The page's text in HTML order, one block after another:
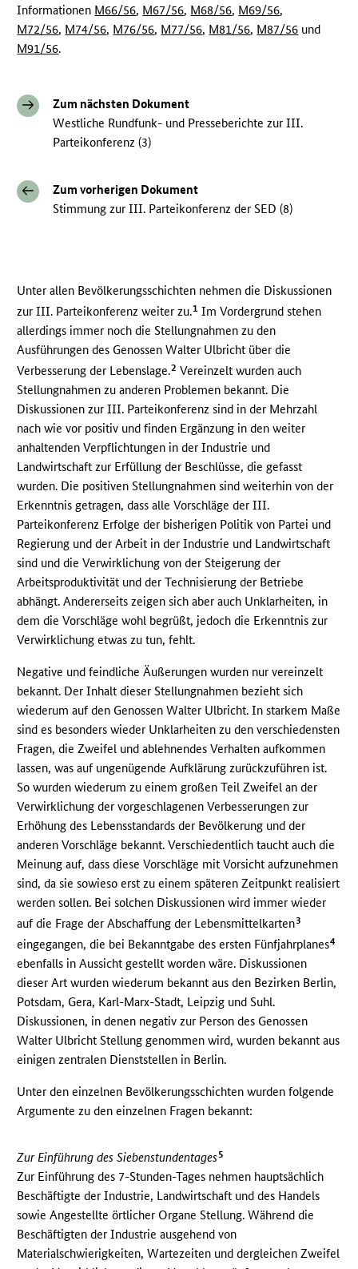
Informationen M66/56, M67/56, M68/56, M69/56,
M72/56, M74/56, M76/56, M77/56, M81/56, M87/56 und
M91/56.
Zum nächsten Dokument
Westliche Rundfunk- und Presseberichte zur III.
Parteikonferenz (3)
Zum vorherigen Dokument
Stimmung zur III. Parteikonferenz der SED (8)
Unter allen Bevölkerungsschichten nehmen die Diskussionen
zur III. Parteikonferenz weiter zu.1 Im Vordergrund stehen
allerdings immer noch die Stellungnahmen zu den
Ausführungen des Genossen Walter Ulbricht über die
Verbesserung der Lebenslage.2 Vereinzelt wurden auch
Stellungnahmen zu anderen Problemen bekannt. Die
Diskussionen zur III. Parteikonferenz sind in der Mehrzahl
nach wie vor positiv und finden Ergänzung in den weiter
anhaltenden Verpflichtungen in der Industrie und
Landwirtschaft zur Erfüllung der Beschlüsse, die gefasst
wurden. Die positiven Stellungnahmen sind weiterhin von der
Erkenntnis getragen, dass alle Vorschläge der III.
Parteikonferenz Erfolge der bisherigen Politik von Partei und
Regierung und der Arbeit in der Industrie und Landwirtschaft
sind und die Verwirklichung von der Steigerung der
Arbeitsproduktivität und der Technisierung der Betriebe
abhängt. Andererseits zeigen sich aber auch Unklarheiten, in
dem die Vorschläge wohl begrüßt, jedoch die Erkenntnis zur
Verwirklichung etwas zu tun, fehlt.
Negative und feindliche Äußerungen wurden nur vereinzelt
bekannt. Der Inhalt dieser Stellungnahmen bezieht sich
wiederum auf den Genossen Walter Ulbricht. In starkem Maße
sind es besonders wieder Unklarheiten zu den verschiedensten
Fragen, die Zweifel und ablehnendes Verhalten aufkommen
lassen, was auf ungenügende Aufklärung zurückzuführen ist.
So wurden wiederum zu einem großen Teil Zweifel an der
Verwirklichung der vorgeschlagenen Verbesserungen zur
Erhöhung des Lebensstandards der Bevölkerung und der
anderen Vorschläge bekannt. Verschiedentlich taucht auch die
Meinung auf, dass diese Vorschläge mit Vorsicht aufzunehmen
sind, da sie sowieso erst zu einem späteren Zeitpunkt realisiert
werden sollen. Bei solchen Diskussionen wird immer wieder
auf die Frage der Abschaffung der Lebensmittelkarten3
eingegangen, die bei Bekanntgabe des ersten Fünfjahrplanes4
ebenfalls in Aussicht gestellt worden wäre. Diskussionen
dieser Art wurden wiederum bekannt aus den Bezirken Berlin,
Potsdam, Gera, Karl-Marx-Stadt, Leipzig und Suhl.
Diskussionen, in denen negativ zur Person des Genossen
Walter Ulbricht Stellung genommen wird, wurden bekannt aus
einigen zentralen Dienststellen in Berlin.
Unter den einzelnen Bevölkerungsschichten wurden folgende
Argumente zu den einzelnen Fragen bekannt:
Zur Einführung des Siebenstundentages5
Zur Einführung des 7-Stunden-Tages nehmen hauptsächlich
Beschäftigte der Industrie, Landwirtschaft und des Handels
sowie Angestellte örtlicher Organe Stellung. Während die
Beschäftigten der Industrie ausgehend von
Materialschwierigkeiten, Wartezeiten und dergleichen Zweifel